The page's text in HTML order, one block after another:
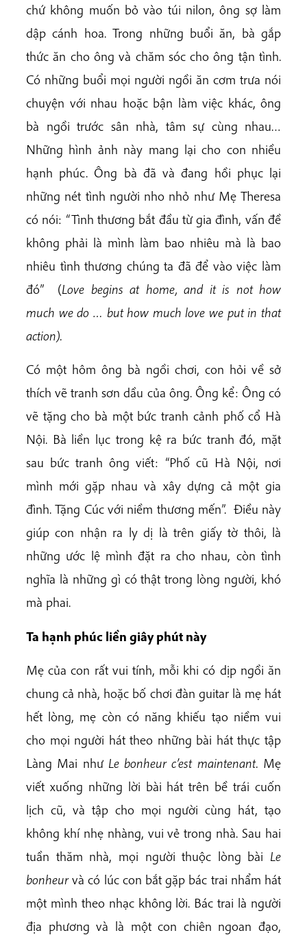
chứ không muốn bỏ vào túi nilon, ông sợ làm
dập cánh hoa. Trong những buổi ăn, bà gắp
thức ăn cho ông và chăm sóc cho ông tận tình.
Có những buổi mọi người ngồi ăn cơm trưa nói
chuyện với nhau hoặc bận làm việc khác, ông
bà ngồi trước sân nhà, tâm sự cùng nhau…
Những hình ảnh này mang lại cho con nhiều
hạnh phúc. Ông bà đã và đang hồi phục lại
những nét tình người nho nhỏ như Mẹ Theresa
có nói: “Tình thương bắt đầu từ gia đình, vấn đề
không phải là mình làm bao nhiêu mà là bao
nhiêu tình thương chúng ta đã để vào việc làm
đó” (Love begins at home, and it is not how
much we do … but how much love we put in that
action).
Có một hôm ông bà ngồi chơi, con hỏi về sở
thích vẽ tranh sơn dầu của ông. Ông kể: Ông có
vẽ tặng cho bà một bức tranh cảnh phố cổ Hà
Nội. Bà liền lục trong kệ ra bức tranh đó, mặt
sau bức tranh ông viết: “Phố cũ Hà Nội, nơi
mình mới gặp nhau và xây dựng cả một gia
đình. Tặng Cúc với niềm thương mến”. Điều này
giúp con nhận ra ly dị là trên giấy tờ thôi, là
những ước lệ mình đặt ra cho nhau, còn tình
nghĩa là những gì có thật trong lòng người, khó
mà phai.
Ta hạnh phúc liền giây phút này
Mẹ của con rất vui tính, mỗi khi có dịp ngồi ăn
chung cả nhà, hoặc bố chơi đàn guitar là mẹ hát
hết lòng, mẹ còn có năng khiếu tạo niềm vui
cho mọi người hát theo những bài hát thực tập
Làng Mai như Le bonheur c’est maintenant. Mẹ
viết xuống những lời bài hát trên bề trái cuốn
lịch cũ, và tập cho mọi người cùng hát, tạo
không khí nhẹ nhàng, vui vẻ trong nhà. Sau hai
tuần thăm nhà, mọi người thuộc lòng bài Le
bonheurvà có lúc con bắt gặp bác trai nhẩm hát
một mình theo nhạc không lời. Bác trai là người
địa phương và là một con chiên ngoan đạo,